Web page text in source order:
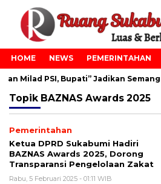
HOME NEWS PEMERINTAHAN
Milad PSI, Bupati” Jadikan
Topik BAZNAS Awards 2025
Pemerintahan
Ketua DPRD Sukabumi Hadiri
BAZNAS Awards 2025, Dorong
Transparansi Pengelolaan Zakat
Rabu, 5 Februari 2025 - 01:11 WIB